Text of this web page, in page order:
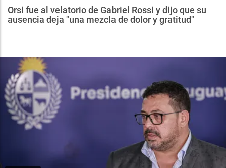
Orsi fue al velatorio de Gabriel Rossi y dijo que su
ausencia deja "una mezcla de dolor y gratitud"